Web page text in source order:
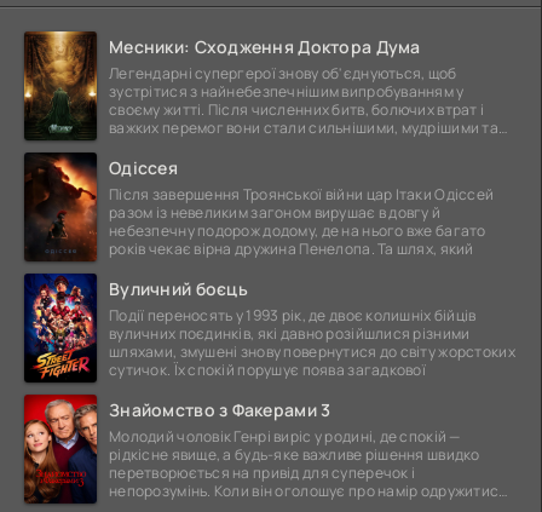
Месники: Сходження Доктора Дума
Легендарні супергерої знову об'єднуються, щоб
зустрітися з найнебезпечнішим випробуванням у
своєму житті. Після численних битв, болючих втрат і
важких перемог вони стали сильнішими, мудрішими та
Одіссея
Після завершення Троянської війни цар Ітаки Одіссей
разом із невеликим загоном вирушає в довгу й
небезпечну подорож додому, де на нього вже багато
років чекає вірна дружина Пенелопа. Та шлях, який
Вуличний боєць
Події переносять у 1993 рік, де двоє колишніх бійців
вуличних поєдинків, які давно розійшлися різними
шляхами, змушені знову повернутися до світу жорстоких
сутичок. Їх спокій порушує поява загадкової
Знайомство з Факерами 3
Молодий чоловік Генрі виріс у родині, де спокій —
рідкісне явище, а будь-яке важливе рішення швидко
перетворюється на привід для суперечок і
непорозумінь. Коли він оголошує про намір одружитися,